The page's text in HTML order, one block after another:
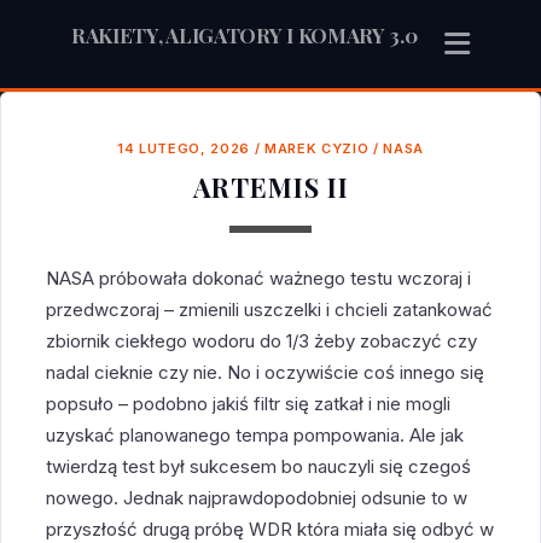
RAKIETY, ALIGATORY I KOMARY 3.0
14 LUTEGO, 2026 / MAREK CYZIO /NASA
ARTEMIS II
NASA próbowała dokonać ważnego testu wczoraj i
przedwczoraj – zmienili uszczelki i chcieli zatankować
zbiornik ciekłego wodoru do 1/3 żeby zobaczyć czy
nadal cieknie czy nie. No i oczywiście coś innego się
popsuło – podobno jakiś filtr się zatkał i nie mogli
uzyskać planowanego tempa pompowania. Ale jak
twierdzą test był sukcesem bo nauczyli się czegoś
nowego. Jednak najprawdopodobniej odsunie to w
przyszłość drugą próbę WDR która miała się odbyć w